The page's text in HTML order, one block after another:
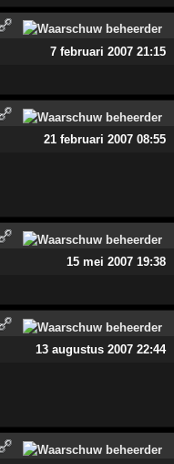
7 februari 2007 21:15
21 februari 2007 08:55
15 mei 2007 19:38
13 augustus 2007 22:44